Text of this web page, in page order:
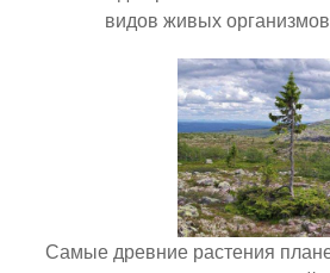
видов живых
Самые древние растения